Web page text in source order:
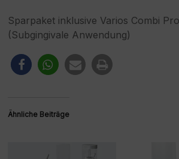
Sparpaket inklusive Varios Combi
(Subgingivale Anwendung)
Ähnliche Beiträge